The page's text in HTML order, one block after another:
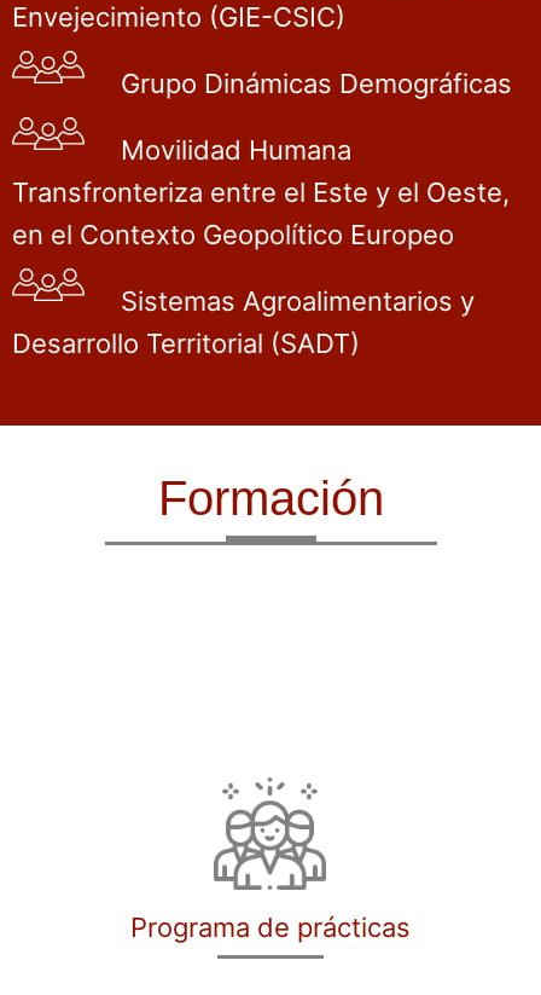
Envejecimiento (GIE-CSIC)
Grupo Dinámicas Demográficas
Movilidad Humana
Transfronteriza entre el Este y el Oeste,
en el Contexto Geopolítico Europeo
Sistemas Agroalimentarios y
Desarrollo Territorial (SADT)
Formación
Programa de prácticas